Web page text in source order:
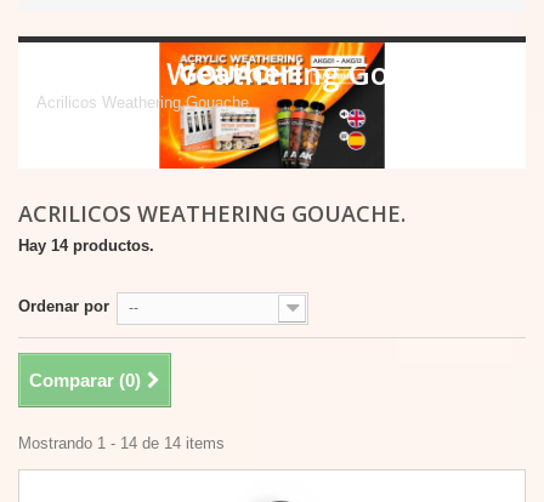
Acrilicos Weathering Gouache.
Acrilicos Weathering Gouache.
ACRILICOS WEATHERING GOUACHE.
Hay 14 productos.
Ordenar por --
Comparar (0)
Mostrando 1 - 14 de 14 items